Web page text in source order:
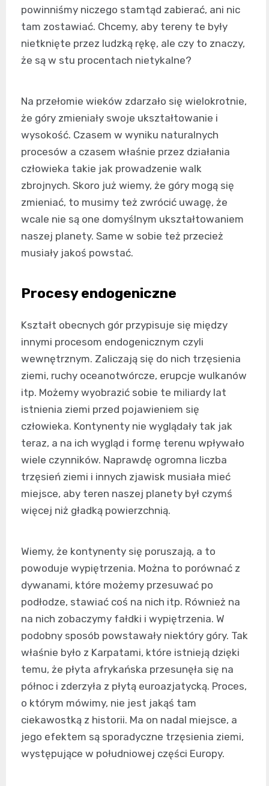
powinniśmy niczego stamtąd zabierać, ani nic
tam zostawiać. Chcemy, aby tereny te były
nietknięte przez ludzką rękę, ale czy to znaczy,
że są w stu procentach nietykalne?
Na przełomie wieków zdarzało się wielokrotnie,
że góry zmieniały swoje ukształtowanie i
wysokość. Czasem w wyniku naturalnych
procesów a czasem właśnie przez działania
człowieka takie jak prowadzenie walk
zbrojnych. Skoro już wiemy, że góry mogą się
zmieniać, to musimy też zwrócić uwagę, że
wcale nie są one domyślnym ukształtowaniem
naszej planety. Same w sobie też przecież
musiały jakoś powstać.
Procesy endogeniczne
Kształt obecnych gór przypisuje się między
innymi procesom endogenicznym czyli
wewnętrznym. Zaliczają się do nich trzęsienia
ziemi, ruchy oceanotwórcze, erupcje wulkanów
itp. Możemy wyobrazić sobie te miliardy lat
istnienia ziemi przed pojawieniem się
człowieka. Kontynenty nie wyglądały tak jak
teraz, a na ich wygląd i formę terenu wpływało
wiele czynników. Naprawdę ogromna liczba
trzęsień ziemi i innych zjawisk musiała mieć
miejsce, aby teren naszej planety był czymś
więcej niż gładką powierzchnią.
Wiemy, że kontynenty się poruszają, a to
powoduje wypiętrzenia. Można to porównać z
dywanami, które możemy przesuwać po
podłodze, stawiać coś na nich itp. Również na
na nich zobaczymy fałdki i wypiętrzenia. W
podobny sposób powstawały niektóry góry. Tak
właśnie było z Karpatami, które istnieją dzięki
temu, że płyta afrykańska przesunęła się na
północ i zderzyła z płytą euroazjatycką. Proces,
o którym mówimy, nie jest jakąś tam
ciekawostką z historii. Ma on nadal miejsce, a
jego efektem są sporadyczne trzęsienia ziemi,
występujące w południowej części Europy.